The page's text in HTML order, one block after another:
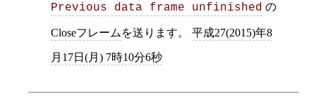
Previous data frame unfinished の
Closeフレーム を送ります。 平成27(2015)年8
月17日(月) 7時10分6秒